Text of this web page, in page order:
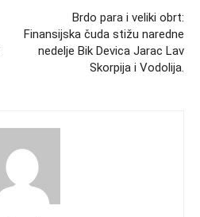
Brdo para i veliki obrt:
Finansijska čuda stižu naredne
nedelje Bik Devica Jarac Lav
Skorpija i Vodolija.